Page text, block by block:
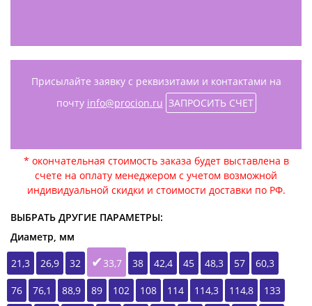
Присылайте заявку с реквизитами и контактами на
почту info@procion.ru ЗАПРОСИТЬ СЧЕТ
* окончательная стоимость заказа будет выставлена в
счете на оплату менеджером с учетом возможной
индивидуальной скидки и стоимости доставки по РФ.
ВЫБРАТЬ ДРУГИЕ ПАРАМЕТРЫ:
Диаметр, мм
21,3
26,9 32 33,7 38 42,4 45 48,3 57 60,3
76 76,1 88,9 89 102 108 114 114,3 114,8
133